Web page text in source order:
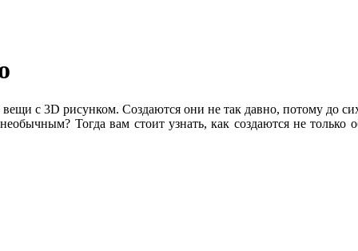
с 3D рисунком. Создаются они не так давно, потому до
Тогда вам стоит узнать, как создаются не